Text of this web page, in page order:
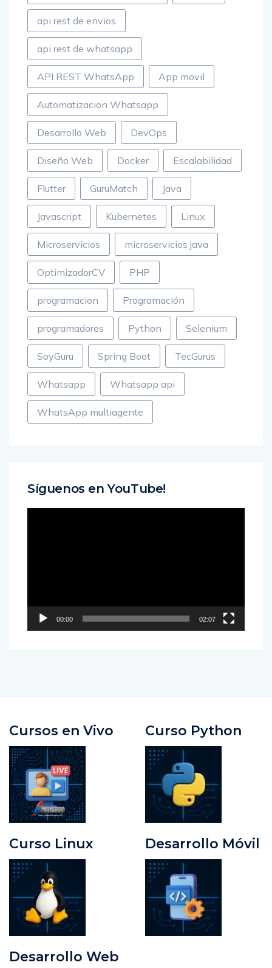
api rest de envios
api rest de whatsapp
API REST WhatsApp App movil
Automatizacion Whatsapp
Desarrollo Web DevOps
Diseño Web Docker Escalabilidad
Flutter GuruMatch Java
Javascript Kubernetes Linux
Microservicios microservicios java
OptimizadorCV PHP
programacion Programación
programadores Python Selenium
SoyGuru Spring Boot TecGurus
Whatsapp Whatsapp api
WhatsApp multiagente
Síguenos en YouTube!
00:00 02:07
Cursos en Vivo Curso Python
Curso Linux Desarrollo Móvil
Desarrollo Web